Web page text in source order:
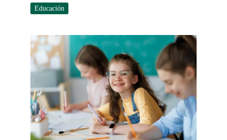
Educación